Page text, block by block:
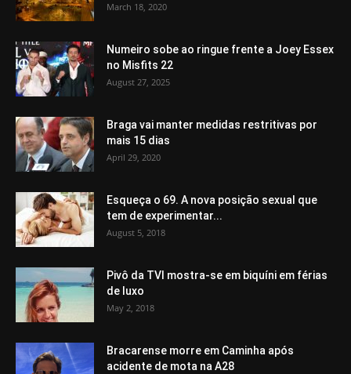
March 18, 2020
Numeiro sobe ao ringue frente a Joey Essex
no Misfits 22
August 27, 2025
Braga vai manter medidas restritivas por
mais 15 dias
April 29, 2020
Esqueça o 69. A nova posição sexual que
tem de experimentar...
August 5, 2018
Pivô da TVI mostra-se em biquíni em férias
de luxo
May 2, 2018
Bracarense morre em Caminha após
acidente de mota na A28